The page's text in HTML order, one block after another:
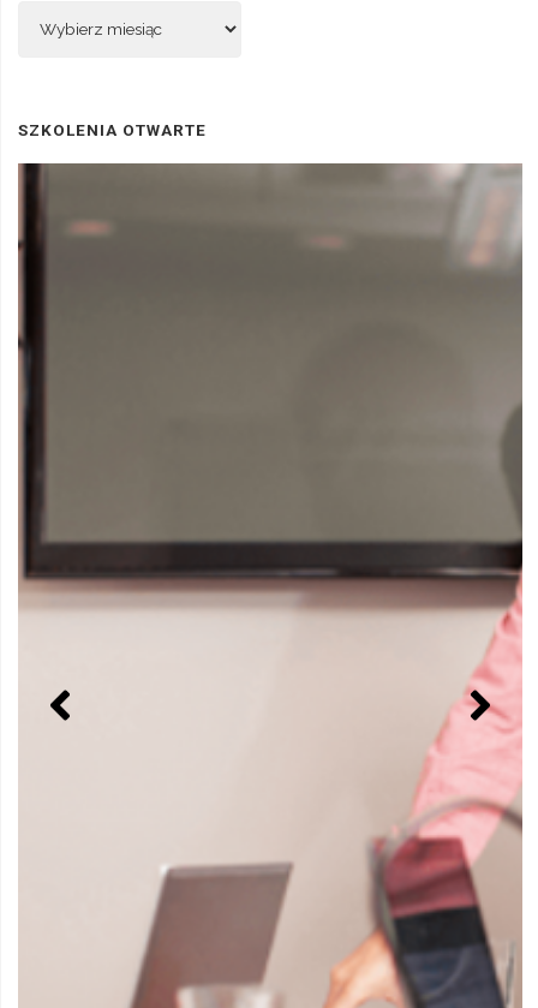
SZKOLENIA OTWARTE